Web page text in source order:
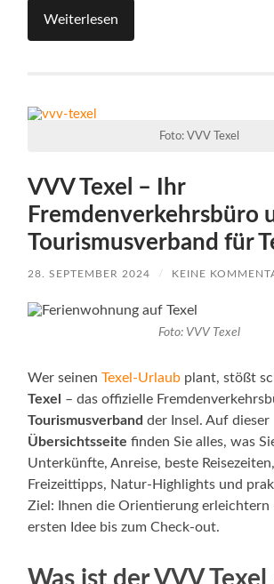
Weiterlesen
Foto: VVV Texel
VVV Texel – Ihr
Fremdenverkehrsbüro
Tourismusverband für
28. SEPTEMBER 2024 / KEINE
Foto: VVV Texel
Wer seinenTexel‑Urlaub plant, stößt
Texel
– das offizielle
Tourismusverband der Insel. Auf dieser
Übersichtsseite finden Sie alles, was
Unterkünfte, Anreise, beste
Freizeittipps, Natur‑Highlights und
Ziel: Ihnen die Orientierung erleichtern
ersten Idee bis zum Check‑out.
Was ist der VVV Texel